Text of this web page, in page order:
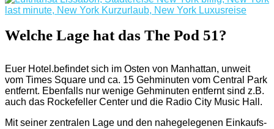
Welche Lage hat das The Pod 51?
Euer Hotel.befindet sich im Osten von Manhattan, unweit
vom Times Square und ca. 15 Gehminuten vom Central Park
entfernt. Ebenfalls nur wenige Gehminuten entfernt sind z.B.
auch das Rockefeller Center und die Radio City Music Hall.
Mit seiner zentralen Lage und den nahegelegenen Einkaufs-